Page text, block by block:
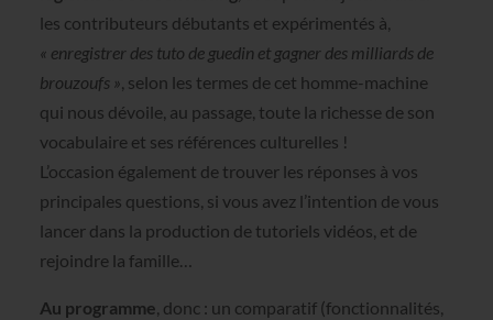
les contributeurs débutants et expérimentés à,
« enregistrer des tuto de guedin et gagner des milliards de
brouzoufs », selon les termes de cet homme-machine
qui nous dévoile, au passage, toute la richesse de son
vocabulaire et ses références culturelles !
L’occasion également de trouver les réponses à vos
principales questions, si vous avez l’intention de vous
lancer dans la production de tutoriels vidéos, et de
rejoindre la famille…
Au programme, donc : un comparatif (fonctionnalités,